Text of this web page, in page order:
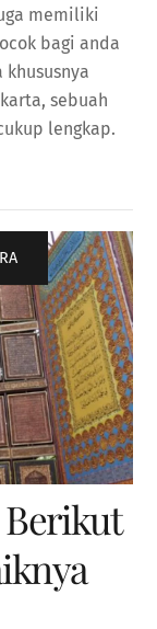
memiliki
bagi anda
sebuah
lengkap.
,